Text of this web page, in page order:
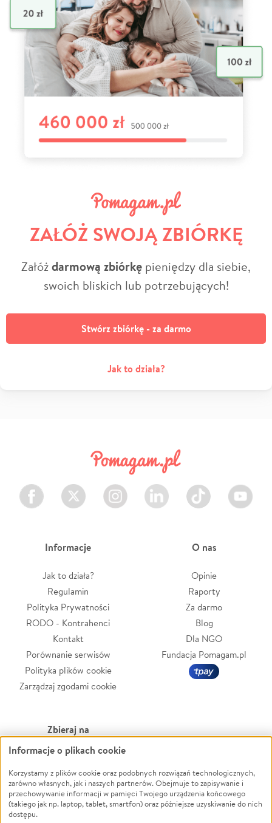
ZAŁÓŻ SWOJĄ ZBIÓRKĘ
Załóżdarmową zbiórkę pieniędzy dla siebie,
swoich bliskich lub potrzebujących!
Stwórz zbiórkę - za darmo
Jak to działa?
Facebook Twitter Instagram LinkedIn TikTok Youtube
Informacje
Jak to działa?
Regulamin
Polityka Prywatności
RODO - Kontrahenci
Kontakt
Porównanie serwisów
Polityka plików cookie
Zarządzaj zgodami cookie
O nas
Opinie
Raporty
Za darmo
Blog
Dla NGO
Fundacja Pomagam.pl
Zbieraj na
Leczenie
Zwierzęta
Pożar
Ukraina
Powódź
Wichura
NGO
Informacje o plikach cookie
Korzystamy z plików cookie oraz podobnych rozwiązań technologicznych,
zarówno własnych, jak i naszych partnerów. Obejmuje to zapisywanie i
przechowywanie informacji w pamięci Twojego urządzenia końcowego
(takiego jak np. laptop, tablet, smartfon) oraz późniejsze uzyskiwanie do nich
dostępu.